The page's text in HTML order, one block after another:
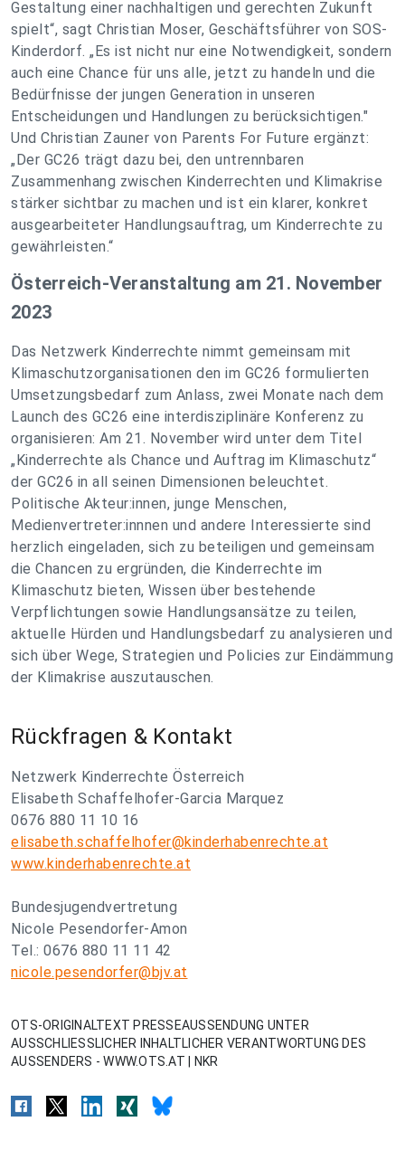
Gestaltung einer nachhaltigen und gerechten Zukunft
spielt“, sagt Christian Moser, Geschäftsführer von SOS-
Kinderdorf. „Es ist nicht nur eine Notwendigkeit, sondern
auch eine Chance für uns alle, jetzt zu handeln und die
Bedürfnisse der jungen Generation in unseren
Entscheidungen und Handlungen zu berücksichtigen."
Und Christian Zauner von Parents For Future ergänzt:
„Der GC26 trägt dazu bei, den untrennbaren
Zusammenhang zwischen Kinderrechten und Klimakrise
stärker sichtbar zu machen und ist ein klarer, konkret
ausgearbeiteter Handlungsauftrag, um Kinderrechte zu
gewährleisten.“
Österreich-Veranstaltung am 21. November
2023
Das Netzwerk Kinderrechte nimmt gemeinsam mit
Klimaschutzorganisationen den im GC26 formulierten
Umsetzungsbedarf zum Anlass, zwei Monate nach dem
Launch des GC26 eine interdisziplinäre Konferenz zu
organisieren: Am 21. November wird unter dem Titel
„Kinderrechte als Chance und Auftrag im Klimaschutz“
der GC26 in all seinen Dimensionen beleuchtet.
Politische Akteur:innen, junge Menschen,
Medienvertreter:innnen und andere Interessierte sind
herzlich eingeladen, sich zu beteiligen und gemeinsam
die Chancen zu ergründen, die Kinderrechte im
Klimaschutz bieten, Wissen über bestehende
Verpflichtungen sowie Handlungsansätze zu teilen,
aktuelle Hürden und Handlungsbedarf zu analysieren und
sich über Wege, Strategien und Policies zur Eindämmung
der Klimakrise auszutauschen.
Rückfragen & Kontakt
Netzwerk Kinderrechte Österreich
Elisabeth Schaffelhofer-Garcia Marquez
0676 880 11 10 16
elisabeth.schaffelhofer@kinderhabenrechte.at
www.kinderhabenrechte.at
Bundesjugendvertretung
Nicole Pesendorfer-Amon
Tel.: 0676 880 11 11 42
nicole.pesendorfer@bjv.at
OTS-ORIGINALTEXT PRESSEAUSSENDUNG UNTER
AUSSCHLIESSLICHER INHALTLICHER VERANTWORTUNG DES
AUSSENDERS - WWW.OTS.AT | NKR